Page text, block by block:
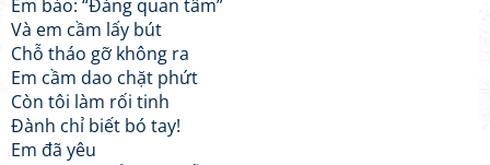
Em bảo: “Đáng quan tâm”
Và em cầm lấy bút
Chỗ tháo gỡ không ra
Em cầm dao chặt phứt
Còn tôi làm rối tinh
Đành chỉ biết bó tay!
Em đã yêu